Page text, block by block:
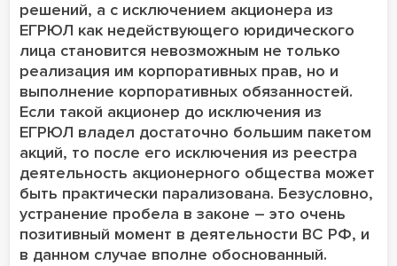
решений, а с исключением акционера из
ЕГРЮЛ как недействующего юридического
лица становится невозможным не только
реализация им корпоративных прав, но и
выполнение корпоративных обязанностей.
Если такой акционер до исключения из
ЕГРЮЛ владел достаточно большим пакетом
акций, то после его исключения из реестра
деятельность акционерного общества может
быть практически парализована. Безусловно,
устранение пробела в законе – это очень
позитивный момент в деятельности ВС РФ, и
в данном случае вполне обоснованный.